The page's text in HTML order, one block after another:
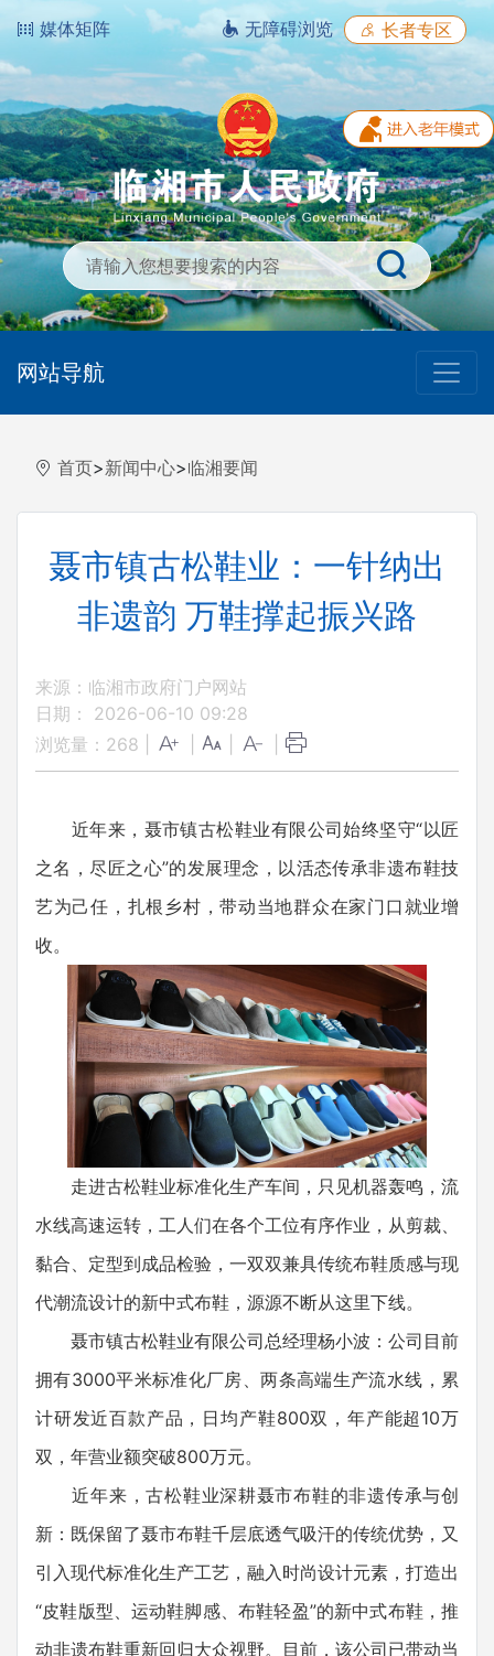
媒体矩阵 无障碍浏览 长者专区
网站导航
首页>新闻中心>临湘要闻
聂市镇古松鞋业：一针纳出
非遗韵 万鞋撑起振兴路
来源：临湘市政府门户网站
日期： 2026-06-10 09:28
浏览量： 268
近年来，聂市镇古松鞋业有限公司始终坚守“以匠
之名，尽匠之心”的发展理念，以活态传承非遗布鞋技
艺为己任，扎根乡村，带动当地群众在家门口就业增
收。
走进古松鞋业标准化生产车间，只见机器轰鸣，流
水线高速运转，工人们在各个工位有序作业，从剪裁、
黏合、定型到成品检验，一双双兼具传统布鞋质感与现
代潮流设计的新中式布鞋，源源不断从这里下线。
聂市镇古松鞋业有限公司总经理杨小波‌：公司目前
拥有3000平米标准化厂房、两条高端生产流水线，累
计研发近百款产品，日均产鞋800双，年产能超10万
双，年营业额突破800万元。
近年来，古松鞋业深耕聂市布鞋的非遗传承与创
新：既保留了聂市布鞋千层底透气吸汗的传统优势，又
引入现代标准化生产工艺，融入时尚设计元素，打造出
“皮鞋版型、运动鞋脚感、布鞋轻盈”的新中式布鞋，推
动非遗布鞋重新回归大众视野。目前，该公司已带动当